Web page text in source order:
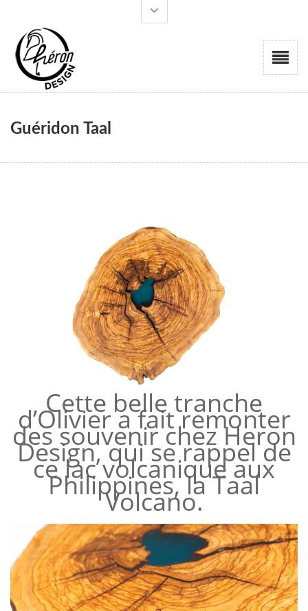
Guéridon Taal
Cette belle tranche
d’Olivier a fait remonter
des souvenir chez Heron
Design, qui se rappel de
ce lac volcanique aux
Philippines, la Taal
Volcano.